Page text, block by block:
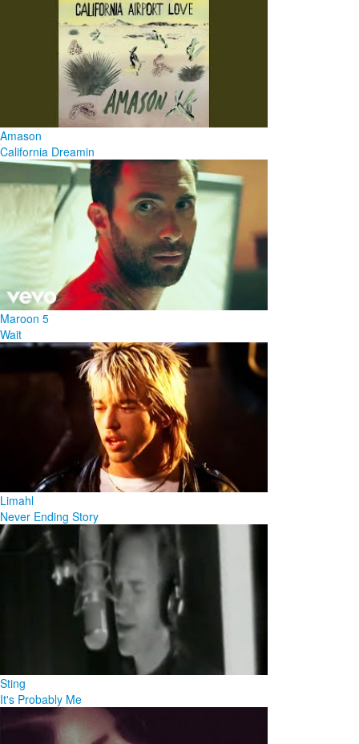
Amason
California Dreamin
Maroon 5
Wait
Limahl
Never Ending Story
Sting
It's Probably Me